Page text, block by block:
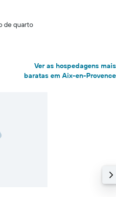
de quarto
Ver as hospedagens mais
baratas em Aix-en-Provence